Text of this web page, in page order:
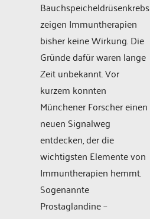
Bauchspeicheldrüsenkrebs
zeigen Immuntherapien
bisher keine Wirkung. Die
Gründe dafür waren lange
Zeit unbekannt. Vor
kurzem konnten
Münchener Forscher einen
neuen Signalweg
entdecken, der die
wichtigsten Elemente von
Immuntherapien hemmt.
Sogenannte
Prostaglandine –